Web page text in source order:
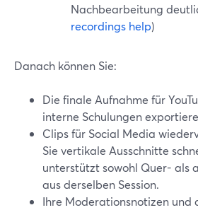
Nachbearbeitung
recordings help)
Danach können Sie:
Die finale Aufnahme für
interne Schulungen
Clips für Social Media
Sie vertikale Ausschnitte
unterstützt sowohl Quer- als
aus derselben Session.
Ihre Moderationsnotizen und